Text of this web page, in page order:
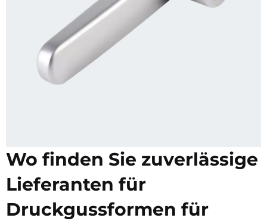
Wo finden Sie zuverlässige
Lieferanten für
Druckgussformen für